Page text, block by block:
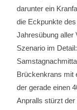
darunter ein
die Eckpunkte
Jahresübung aller
Szenario im
Brückenkrans mit
der gerade einen
Anpralls stürzt